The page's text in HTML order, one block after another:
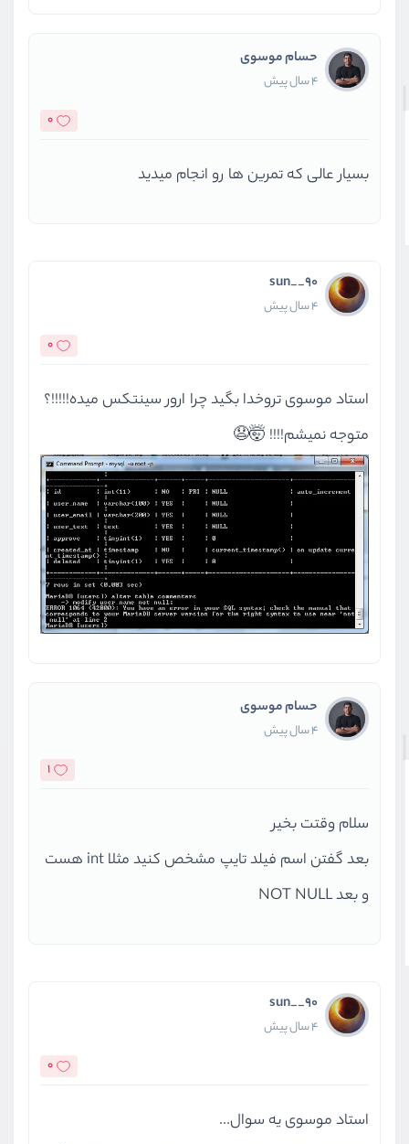
حسام موسوی
4 سال پیش
0
بسیار عالی که تمرین ها رو انجام میدید
sun__90
4 سال پیش
0
استاد موسوی تروخدا بگید چرا ارور سینتکس میده!!!!!؟
متوجه نمیشم!!!! 🤯😧
حسام موسوی
4 سال پیش
1
سلام وقتت بخیر
بعد گفتن اسم فیلد تایپ مشخص کنید مثلا int هست
و بعد NOT NULL
sun__90
4 سال پیش
0
استاد موسوی یه سوال...